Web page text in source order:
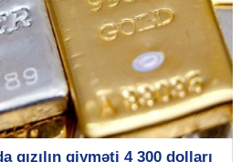
qızılın qiyməti 4 300 dolları